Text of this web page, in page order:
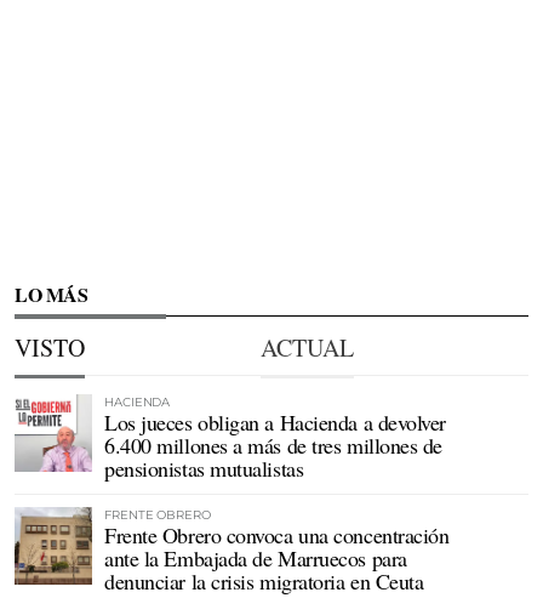
LO MÁS
VISTO ACTUAL
HACIENDA
Los jueces obligan a Hacienda a devolver
6.400 millones a más de tres millones de
pensionistas mutualistas
FRENTE OBRERO
Frente Obrero convoca una concentración
ante la Embajada de Marruecos para
denunciar la crisis migratoria en Ceuta